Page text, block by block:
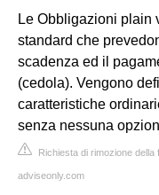
Le Obbligazioni plain
standard che
scadenza ed il
(cedola). Vengono
caratteristiche
senza nessuna
Richiesta di rimozione della
adviseonly.com